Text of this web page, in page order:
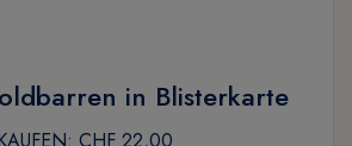
in Blisterkarte